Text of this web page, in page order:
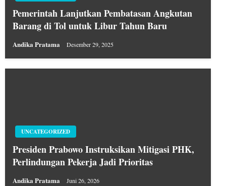
Pemerintah Lanjutkan Pembatasan Angkutan
Barang di Tol untuk Libur Tahun Baru
Andika Pratama Desember 29, 2025
UNCATEGORIZED
Presiden Prabowo Instruksikan Mitigasi PHK,
Perlindungan Pekerja Jadi Prioritas
Andika Pratama Juni 26, 2026